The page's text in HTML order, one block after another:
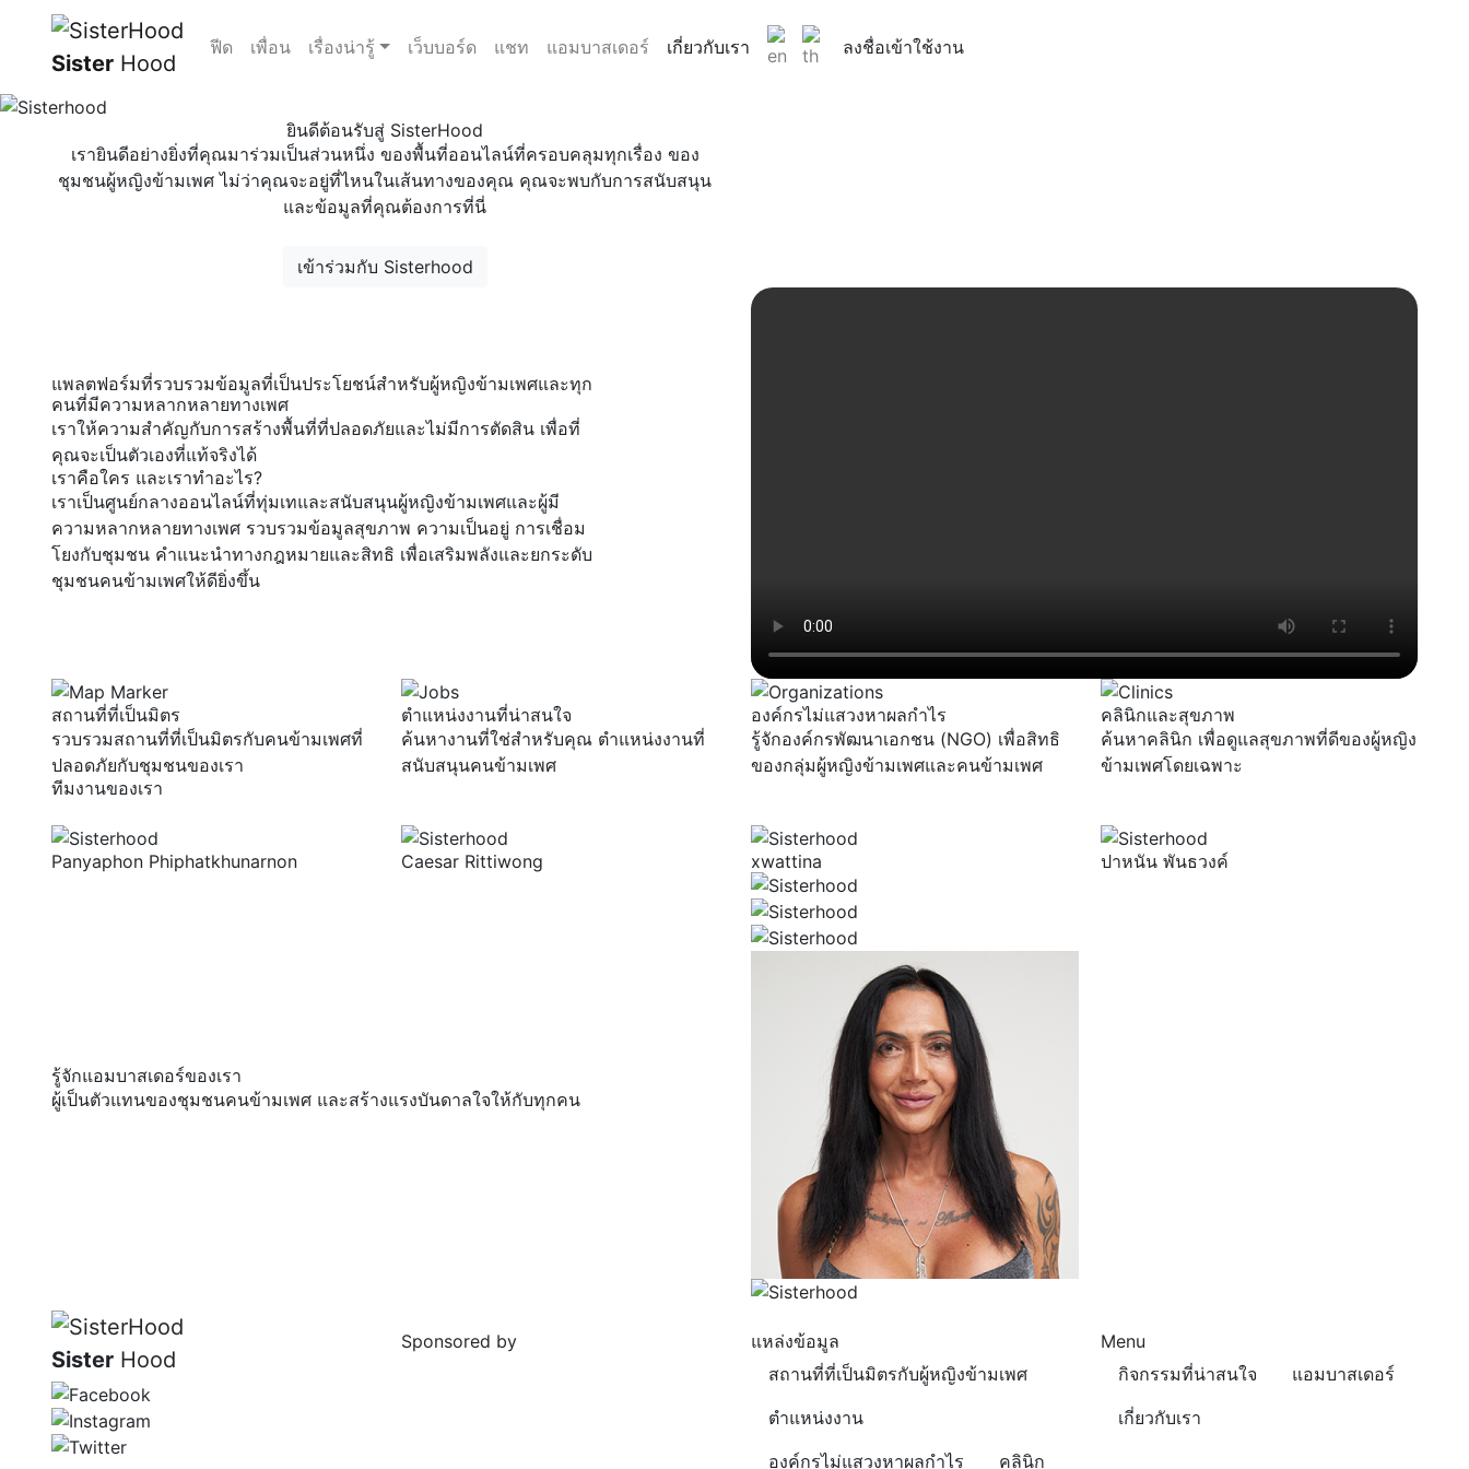
Sister Hood
ฟีด เพื่อน เรื่องน่ารู้ เว็บบอร์ด แชท แอมบาสเดอร์ เกี่ยวกับเรา ลงชื่อเข้าใช้งาน
ยินดีต้อนรับสู่ SisterHood
เรายินดีอย่างยิ่งที่คุณมาร่วมเป็นส่วนหนึ่ง ของพื้นที่ออนไลน์ที่ครอบคลุมทุกเรื่อง ของ
ชุมชนผู้หญิงข้ามเพศ ไม่ว่าคุณจะอยู่ที่ไหนในเส้นทางของคุณ คุณจะพบกับการสนับสนุน
และข้อมูลที่คุณต้องการที่นี่
เข้าร่วมกับ Sisterhood
แพลตฟอร์มที่รวบรวมข้อมูลที่เป็นประโยชน์สำหรับผู้หญิงข้ามเพศและทุก
คนที่มีความหลากหลายทางเพศ
เราให้ความสำคัญกับการสร้างพื้นที่ที่ปลอดภัยและไม่มีการตัดสิน เพื่อที่
คุณจะเป็นตัวเองที่แท้จริงได้
เราคือใคร และเราทำอะไร?
เราเป็นศูนย์กลางออนไลน์ที่ทุ่มเทและสนับสนุนผู้หญิงข้ามเพศและผู้มี
ความหลากหลายทางเพศ รวบรวมข้อมูลสุขภาพ ความเป็นอยู่ การเชื่อม
โยงกับชุมชน คำแนะนำทางกฎหมายและสิทธิ เพื่อเสริมพลังและยกระดับ
ชุมชนคนข้ามเพศให้ดียิ่งขึ้น
สถานที่ที่เป็นมิตร
รวบรวมสถานที่ที่เป็นมิตรกับคนข้ามเพศที่
ปลอดภัยกับชุมชนของเรา
ตำแหน่งงานที่น่าสนใจ
ค้นหางานที่ใช่สำหรับคุณ ตำแหน่งงานที่
สนับสนุนคนข้ามเพศ
องค์กรไม่แสวงหาผลกำไร
รู้จักองค์กรพัฒนาเอกชน (NGO) เพื่อสิทธิ
ของกลุ่มผู้หญิงข้ามเพศและคนข้ามเพศ
คลินิกและสุขภาพ
ค้นหาคลินิก เพื่อดูแลสุขภาพที่ดีของผู้หญิง
ข้ามเพศโดยเฉพาะ
ทีมงานของเรา
Panyaphon Phiphatkhunarnon Caesar Rittiwong xwattina ปาหนัน พันธวงค์
รู้จักแอมบาสเดอร์ของเรา
ผู้เป็นตัวแทนของชุมชนคนข้ามเพศ และสร้างแรงบันดาลใจให้กับทุกคน
Sister Hood
Sponsored by
แหล่งข้อมูล
สถานที่ที่เป็นมิตรกับผู้หญิงข้ามเพศ
ตำแหน่งงาน
องค์กรไม่แสวงหาผลกำไร
คลินิก
Menu
กิจกรรมที่น่าสนใจ
แอมบาสเดอร์
เกี่ยวกับเรา